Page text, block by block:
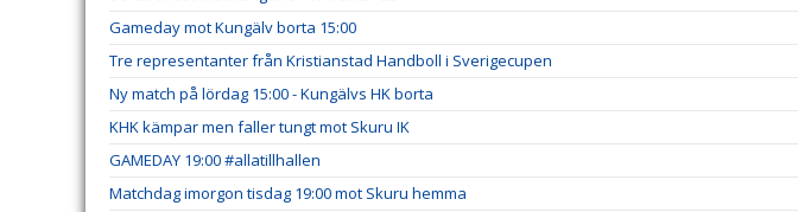
Gameday mot Kungälv borta 15:00
Tre representanter från Kristianstad Handboll i Sverigecupen
Ny match på lördag 15:00 - Kungälvs HK borta
KHK kämpar men faller tungt mot Skuru IK
GAMEDAY 19:00 #allatillhallen
Matchdag imorgon tisdag 19:00 mot Skuru hemma